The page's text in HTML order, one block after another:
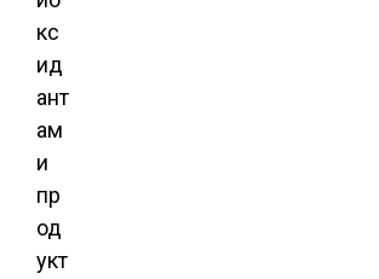
кс
ид
ант
ам
и
пр
од
укт